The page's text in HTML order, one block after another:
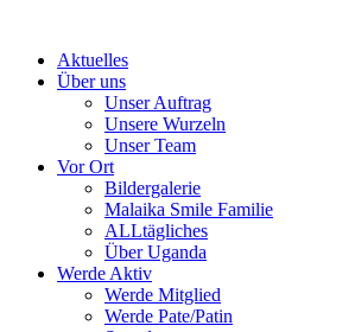
contentAktuelles
Über uns
Unser Auftrag
Unsere Wurzeln
Unser Team
Vor Ort
Bildergalerie
Malaika Smile Familie
ALLtägliches
Über Uganda
Werde Aktiv
Werde Mitglied
Werde Pate/Patin